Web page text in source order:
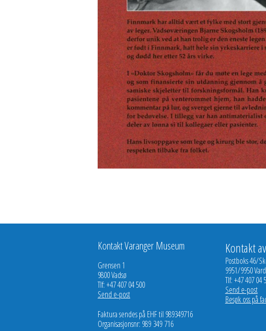
Kontakt Varanger Museum
Grensen 1
9800 Vadsø
Tlf: +47 407 04 500
Send e-post
Faktura sendes på EHF til 989349716
Organisasjonsnr: 989 349 716
Kontakt
Postboks 46/
9951/9950
Tlf: +47 407 04
Send e-post
Besøk oss på